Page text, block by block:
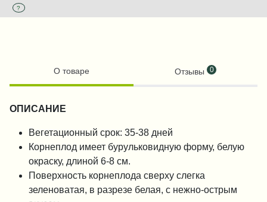
?
О товаре Отзывы 0
ОПИСАНИЕ
Вегетационный срок: 35-38 дней
Корнеплод имеет бурульковидную форму, белую
окраску, длиной 6-8 см.
Поверхность корнеплода сверху слегка
зеленоватая, в разрезе белая, с нежно-острым